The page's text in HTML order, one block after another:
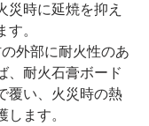
災時に延焼を抑え
。
外部に耐火性のあ
、耐火石膏ボード
覆い、火災時の熱
ます。